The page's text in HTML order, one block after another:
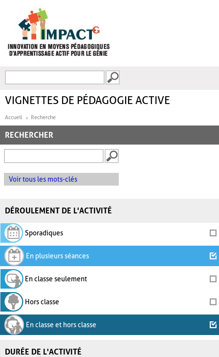
FORMULAIRE DE
VIGNETTES DE PÉDAGOGIE ACTIVE
Accueil Recherche
RECHERCHER
Voir tous les mots-clés
DÉROULEMENT DE L'ACTIVITÉ
Sporadiques
En plusieurs séances
En classe seulement
Hors classe
En classe et hors classe
DURÉE DE L'ACTIVITÉ